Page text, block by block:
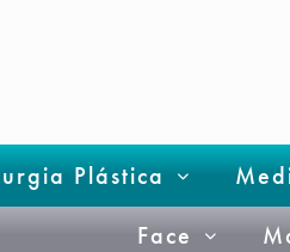
Plástica
Face